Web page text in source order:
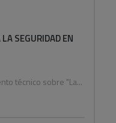
SEGURIDAD EN
técnico sobre "La...